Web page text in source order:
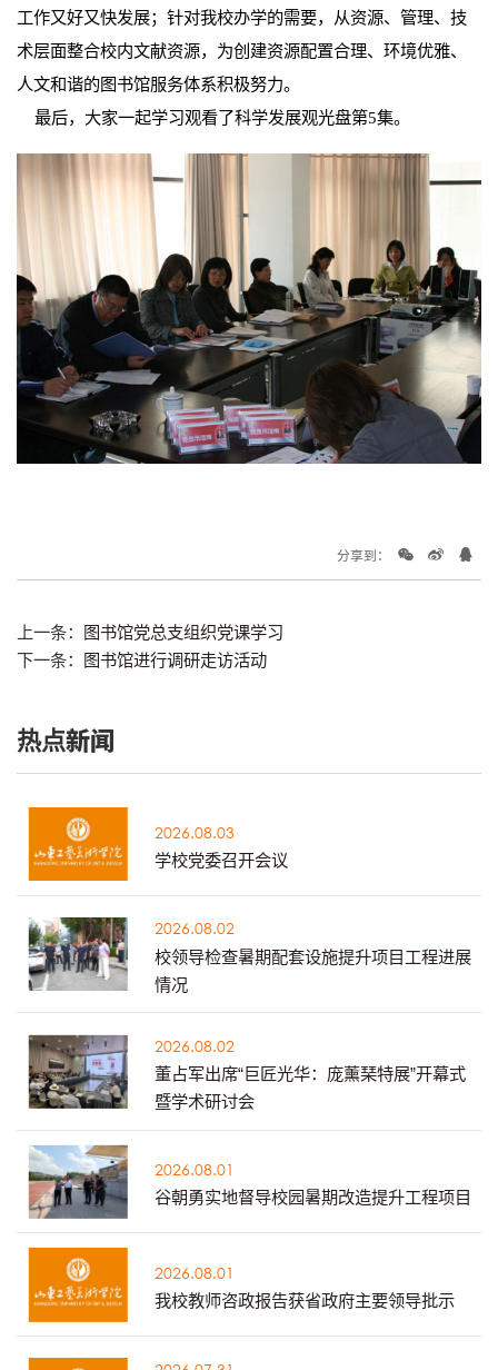
工作又好又快发展；针对我校办学的需要，从资源、管理、技
术层面整合校内文献资源，为创建资源配置合理、环境优雅、
人文和谐的图书馆服务体系积极努力。
最后，大家一起学习观看了科学发展观光盘第5集。
分享到：
上一条：
图书馆党总支组织党课学习
下一条：
图书馆进行调研走访活动
热点新闻
2026.08.03
学校党委召开会议
2026.08.02
校领导检查暑期配套设施提升项目工程进展
情况
2026.08.02
董占军出席“巨匠光华：庞薰琹特展”开幕式
暨学术研讨会
2026.08.01
谷朝勇实地督导校园暑期改造提升工程项目
2026.08.01
我校教师咨政报告获省政府主要领导批示